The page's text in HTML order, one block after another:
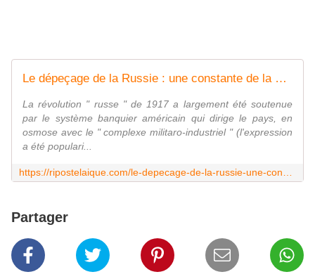
Le dépeçage de la Russie : une constante de la politique étatsunienne
La révolution " russe " de 1917 a largement été soutenue
par le système banquier américain qui dirige le pays, en
osmose avec le " complexe militaro-industriel " (l'expression
a été populari...
Partager